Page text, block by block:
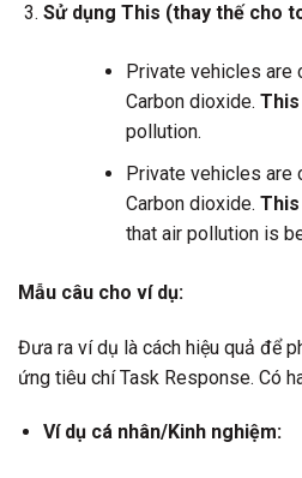
Sử dụng This (thay thế cho
Private vehicles are
Carbon dioxide. This
pollution.
Private vehicles are
Carbon dioxide. This
that air pollution is
Mẫu câu cho ví dụ:
Đưa ra ví dụ là cách hiệu quả để
ứng tiêu chí Task Response. Có
Ví dụ cá nhân/Kinh nghiệm: